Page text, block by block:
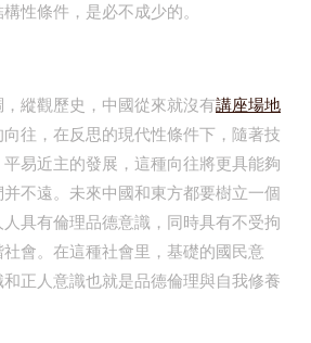
性條件，是必不成少的。
縱觀歷史，中國從來就沒有講座場地
往，在反思的現代性條件下，隨著技
易近主的發展，這種向往將更具能夠
不遠。未來中國和東方都要樹立一個
具有倫理品德意識，同時具有不受拘
會。在這種社會里，基礎的國民意
正人意識也就是品德倫理與自我修養